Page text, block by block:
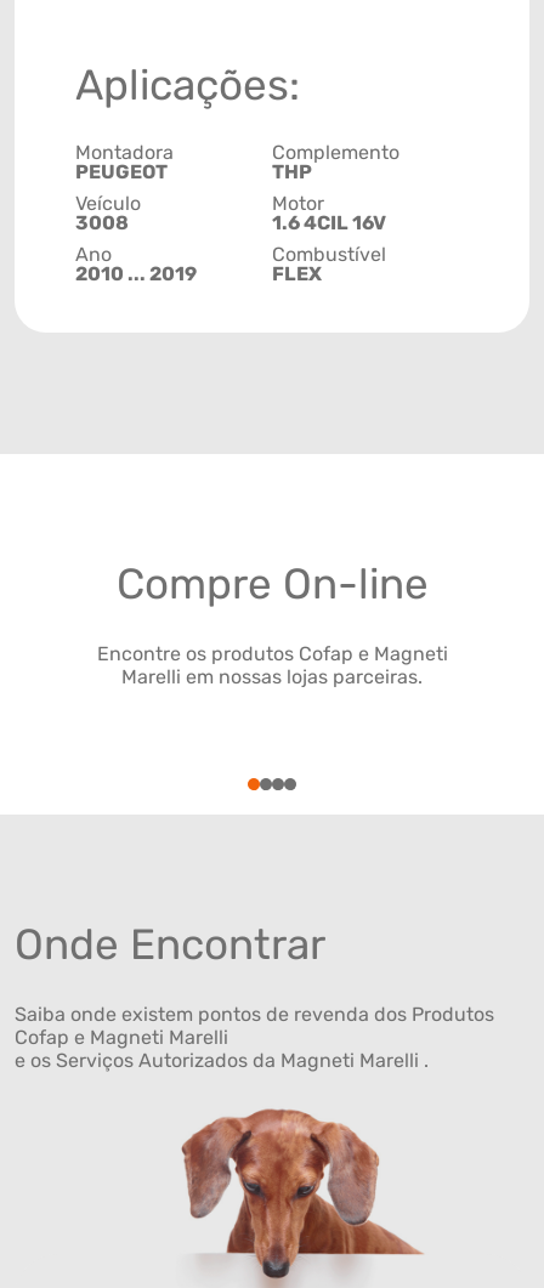
Aplicações:
Montadora
PEUGEOT
Veículo
3008
Ano
2010 ... 2019
Complemento
THP
Motor
1.6 4CIL 16V
Combustível
FLEX
Compre On-line
Encontre os produtos Cofap e Magneti
Marelli em nossas lojas parceiras.
1234
Onde Encontrar
Saiba onde existem pontos de revenda dos Produtos
Cofap e Magneti Marelli
e os Serviços Autorizados da Magneti Marelli .